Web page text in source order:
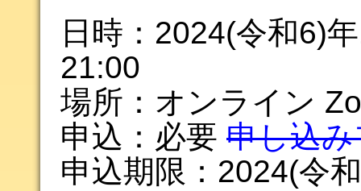
日時：2024(令和6)
21:00
場所：オンライン
申込：必要 申し込
申込期限：2024(令